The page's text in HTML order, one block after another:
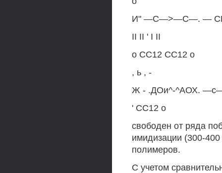
И" —С—>—С—. —
II II ' I II
о СС12 СС12 о
, ь , -
Ж - .ДОи^-^АОХ.
' СС12 о
свободен от ряда
имидизации (300-
полимеров.
С учетом